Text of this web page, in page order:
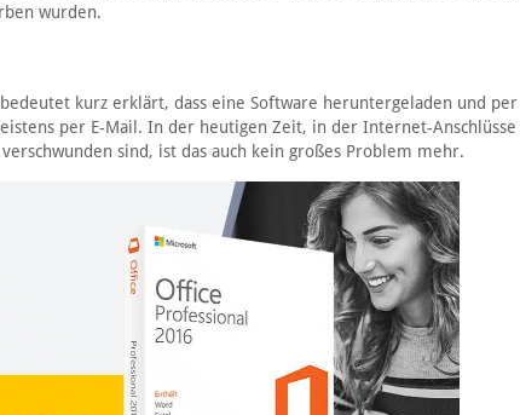
wurden.
kurz erklärt, dass eine Software heruntergeladen und per
per E-Mail. In der heutigen Zeit, in der Internet-Anschlüsse
sind, ist das auch kein großes Problem mehr.